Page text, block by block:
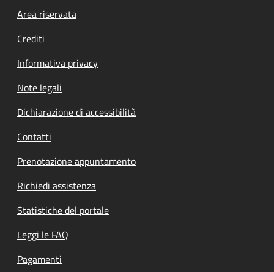
Footer menu
Area riservata
Crediti
Informativa privacy
Note legali
Dichiarazione di accessibilità
Contatti
Prenotazione appuntamento
Richiedi assistenza
Statistiche del portale
Leggi le FAQ
Pagamenti